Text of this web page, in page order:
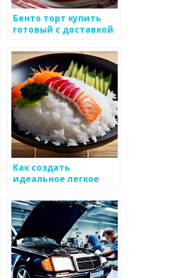
Бенто торт купить
готовый с доставкой
цена на сайте кафе
NOBA
Как создать
идеальное легкое
мероприятий